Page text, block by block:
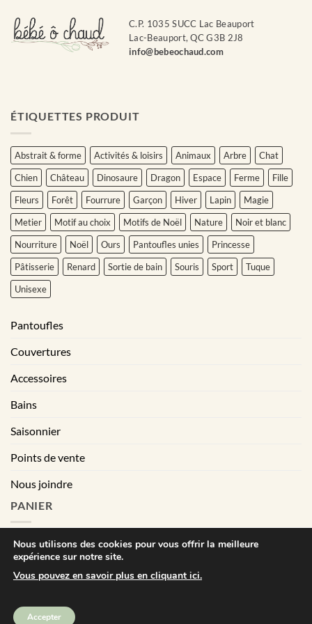
C.P. 1035 SUCC Lac Beauport
Lac-Beauport, QC G3B 2J8
info@bebeochaud.com
ÉTIQUETTES PRODUIT
Abstrait & forme Activités & loisirs Animaux Arbre
Chat
Chien
Château Dinosaure Dragon Espace Ferme
Fille
Fleurs
Forêt Fourrure Garçon Hiver Lapin
Magie
Metier
Motif au choix Motifs de Noël Nature
Noir et blanc
Nourriture
Noël Ours Pantoufles unies
Princesse
Pâtisserie
Renard Sortie de bain Souris Sport
Tuque
Unisexe
Pantoufles
Couvertures
Accessoires
Bains
Saisonnier
Points de vente
Nous joindre
PANIER
Conditions générales de vente
Nous utilisons des cookies pour vous offrir la meilleure
expérience sur notre site.
Vous pouvez en savoir plus en cliquant ici.
Accepter